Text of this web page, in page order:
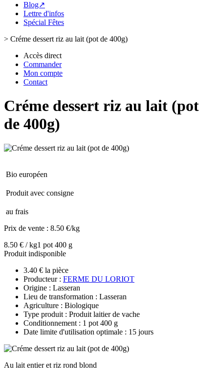
Blog↗
Lettre d'infos
Spécial Fêtes
> Créme dessert riz au lait (pot de 400g)
Accès direct
Commander
Mon compte
Contact
Créme dessert riz au lait (pot
de 400g)
Bio européen
Produit avec consigne
au frais
Prix de vente : 8.50 €/kg
8.50 € / kg1 pot 400 g
Produit indisponible
3.40 € la pièce
Producteur : FERME DU LORIOT
Origine : Lasseran
Lieu de transformation : Lasseran
Agriculture : Biologique
Type produit : Produit laitier de vache
Conditionnement : 1 pot 400 g
Date limite d'utilisation optimale : 15 jours
Au lait entier et riz rond blond